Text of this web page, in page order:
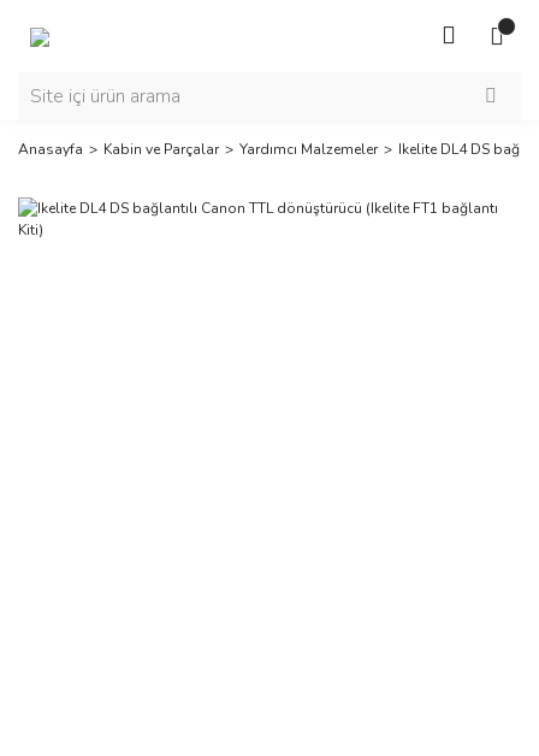
Anasayfa Kabin ve Parçalar Yardımcı Malzemeler Ikelite DL4 DS